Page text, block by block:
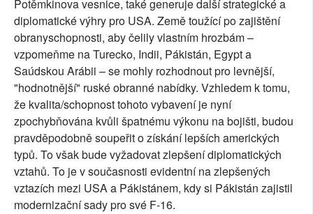
Potěmkinova vesnice, také generuje další strategické a
diplomatické výhry pro USA. Země toužící po zajištění
obranyschopnosti, aby čelily vlastním hrozbám –
vzpomeňme na Turecko, Indii, Pákistán, Egypt a
Saúdskou Arábii – se mohly rozhodnout pro levnější,
"hodnotnější" ruské obranné nabídky. Vzhledem k tomu,
že kvalita/schopnost tohoto vybavení je nyní
zpochybňována kvůli špatnému výkonu na bojišti, budou
pravděpodobně soupeřit o získání lepších amerických
typů. To však bude vyžadovat zlepšení diplomatických
vztahů. To je v současnosti evidentní na zlepšených
vztazích mezi USA a Pákistánem, kdy si Pákistán zajistil
modernizační sady pro své F-16.